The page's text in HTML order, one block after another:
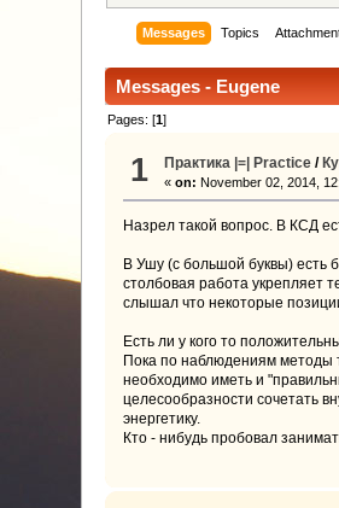
Messages Topics
Messages - Eugene
Pages: [1]
1 Практика |=| Practice /
«on: November 02, 2014,
Назрел такой вопрос. В КСД
В Ушу (с большой буквы) есть
столбовая работа укрепляет
слышал что некоторые
Есть ли у кого то
Пока по наблюдениям методы
необходимо иметь и
целесообразности сочетать
энергетику.
Кто - нибудь пробовал